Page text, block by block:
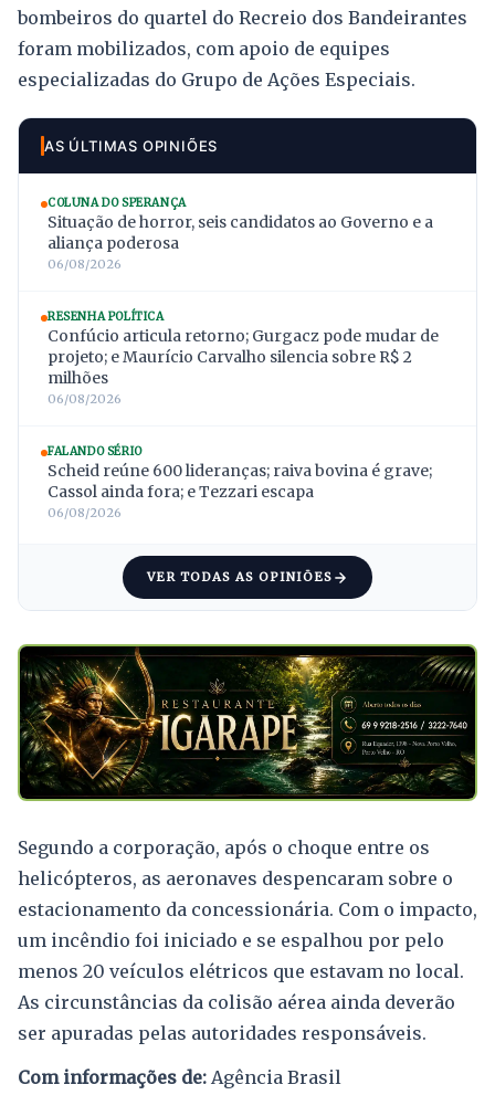
bombeiros do quartel do Recreio dos Bandeirantes
foram mobilizados, com apoio de equipes
especializadas do Grupo de Ações Especiais.
AS ÚLTIMAS OPINIÕES
COLUNA DO SPERANÇA
Situação de horror, seis candidatos ao Governo e a
aliança poderosa
06/08/2026
RESENHA POLÍTICA
Confúcio articula retorno; Gurgacz pode mudar de
projeto; e Maurício Carvalho silencia sobre R$ 2
milhões
06/08/2026
FALANDO SÉRIO
Scheid reúne 600 lideranças; raiva bovina é grave;
Cassol ainda fora; e Tezzari escapa
06/08/2026
VER TODAS AS OPINIÕES
Segundo a corporação, após o choque entre os
helicópteros, as aeronaves despencaram sobre o
estacionamento da concessionária. Com o impacto,
um incêndio foi iniciado e se espalhou por pelo
menos 20 veículos elétricos que estavam no local.
As circunstâncias da colisão aérea ainda deverão
ser apuradas pelas autoridades responsáveis.
Com informações de: Agência Brasil